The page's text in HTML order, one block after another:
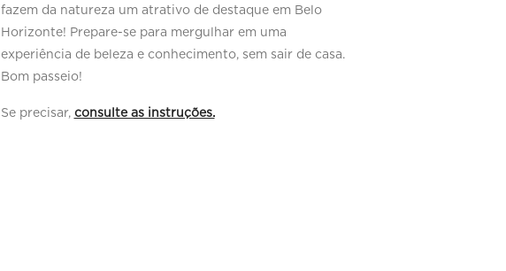
fazem da natureza um atrativo de destaque em Belo
Horizonte! Prepare-se para mergulhar em uma
experiência de beleza e conhecimento, sem sair de casa.
Bom passeio!
Se precisar, consulte as instruções.